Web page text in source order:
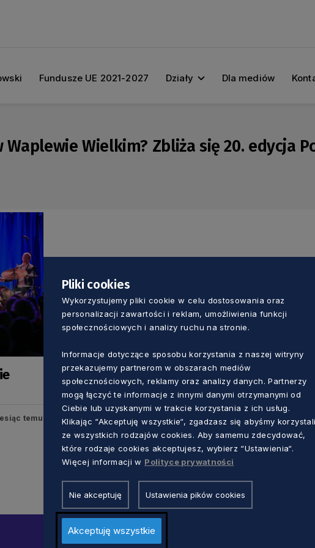
Fundusze UE 2021-2027 Działy Dla mediów
Wielkim? Zbliża się 20. edycja
temu
Pliki cookies
Wykorzystujemy pliki cookie w celu dostosowania oraz
personalizacji zawartości i reklam, umożliwienia funkcji
społecznościowych i analizy ruchu na stronie.
Informacje dotyczące sposobu korzystania z naszej witryny
przekazujemy partnerom w obszarach mediów
społecznościowych, reklamy oraz analizy danych. Partnerzy
mogą łączyć te informacje z innymi danymi otrzymanymi od
Ciebie lub uzyskanymi w trakcie korzystania z ich usług.
Klikając “Akceptuję wszystkie“, zgadzasz się abyśmy
ze wszystkich rodzajów cookies. Aby samemu zdecydować,
które rodzaje cookies akceptujesz, wybierz “Ustawienia“.
Więcej informacji w Polityce prywatności
Nie akceptuję Ustawienia pików cookies
Akceptuję wszystkie